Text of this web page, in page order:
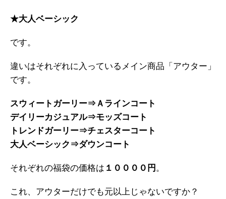
★大人ベーシック
です。
違いはそれぞれに入っているメイン商品「アウター」
です。
スウィートガーリー⇒Ａラインコート
デイリーカジュアル⇒モッズコート
トレンドガーリー⇒チェスターコート
大人ベーシック⇒ダウンコート
それぞれの福袋の価格は １００００円 。
これ、アウターだけでも元以上じゃないですか？